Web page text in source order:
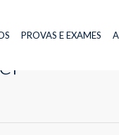
PROVAS E EXAMES